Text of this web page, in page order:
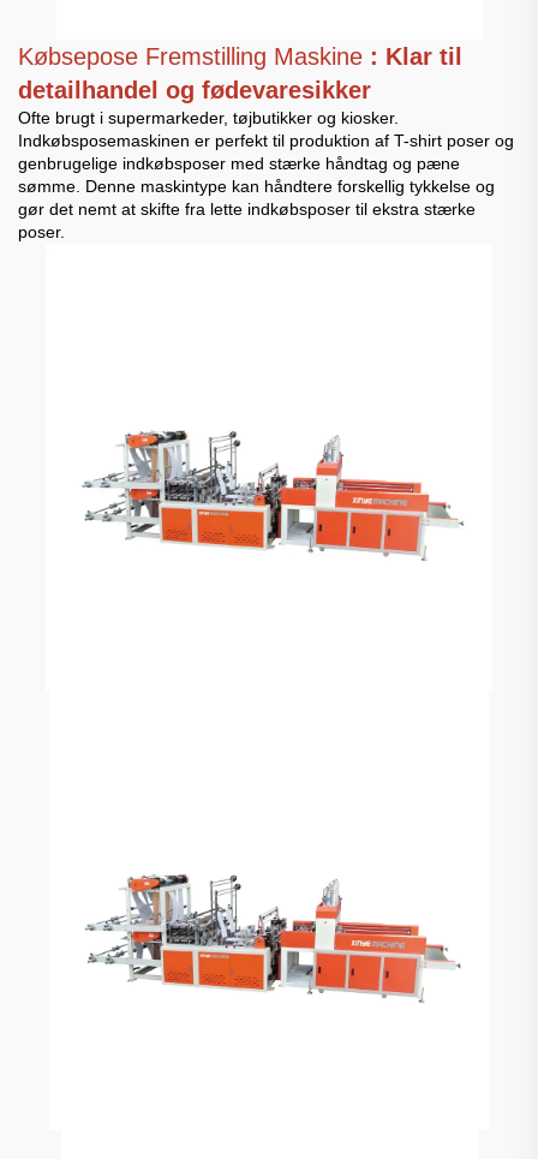
Købsepose Fremstilling Maskine : Klar til
detailhandel og fødevaresikker
Ofte brugt i supermarkeder, tøjbutikker og kiosker.
Indkøbsposemaskinen er perfekt til produktion af T-shirt poser og
genbrugelige indkøbsposer med stærke håndtag og pæne
sømme. Denne maskintype kan håndtere forskellig tykkelse og
gør det nemt at skifte fra lette indkøbsposer til ekstra stærke
poser.